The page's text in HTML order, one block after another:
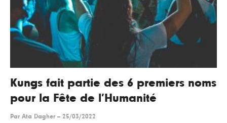
Kungs fait partie des 6 premiers noms
pour la Fête de l’Humanité
Par Ata Dagher -- 25/03/2022